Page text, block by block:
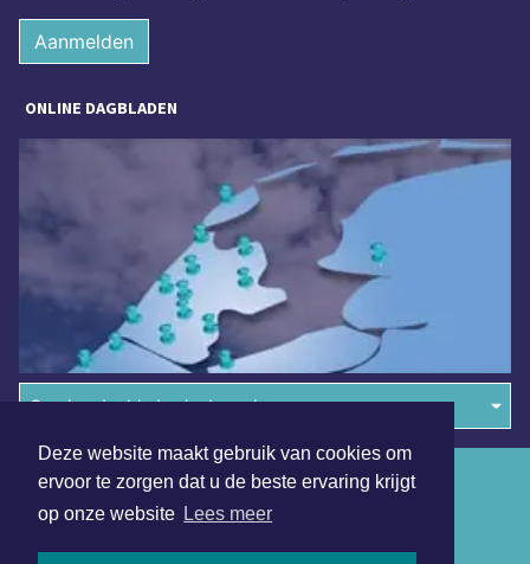
Deze website maakt gebruik van cookies om
ervoor te zorgen dat u de beste ervaring krijgt
op onze website Lees meer
Aanmelden
ONLINE DAGBLADEN
Overige dagbladen in de regio
Algemene voorwaarden
Disclaimer